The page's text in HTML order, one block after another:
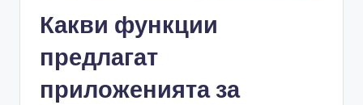
Какви функции
предлагат
приложенията за